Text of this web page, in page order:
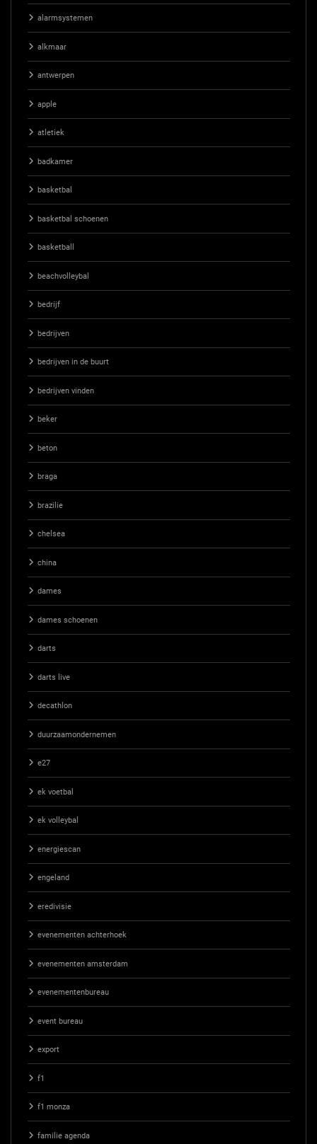
alarmsystemen
alkmaar
antwerpen
apple
atletiek
badkamer
basketbal
basketbal schoenen
basketball
beachvolleybal
bedrijf
bedrijven
bedrijven in de buurt
bedrijven vinden
beker
beton
braga
brazilie
chelsea
china
dames
dames schoenen
darts
darts live
decathlon
duurzaamondernemen
e27
ek voetbal
ek volleybal
energiescan
engeland
eredivisie
evenementen achterhoek
evenementen amsterdam
evenementenbureau
event bureau
export
f1
f1 monza
familie agenda